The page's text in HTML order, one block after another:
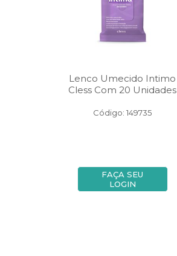
Lenco Umecido Intimo
Cless Com 20 Unidades
Código: 149735
FAÇA SEU
LOGIN